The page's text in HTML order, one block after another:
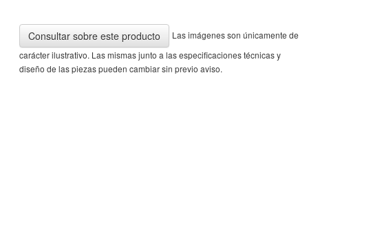
Consultar sobre este producto
Las imágenes son únicamente de
carácter ilustrativo. Las mismas junto a las especificaciones técnicas y
diseño de las piezas pueden cambiar sin previo aviso.